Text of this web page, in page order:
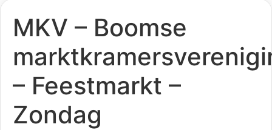
MKV – Boomse
– Feestmarkt –
Zondag